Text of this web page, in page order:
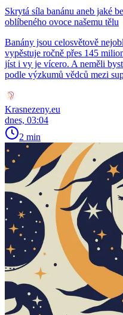
Skrytá síla banánu aneb jaké
oblíbeného ovoce našemu tělu
Banány jsou celosvětově
vypěstuje ročně přes 145
jíst i vy je vícero. A neměli
podle výzkumů vědců mezi
Krasnezeny.eu
dnes, 03:04
2 min